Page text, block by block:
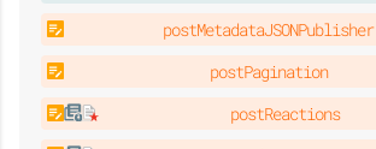
postMetadataJSONPublisher
postPagination
postReactions